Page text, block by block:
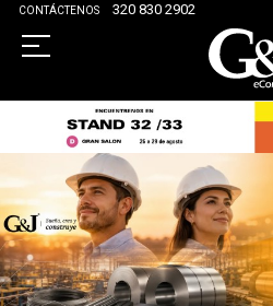
CONTÁCTENOS 320 830 2902